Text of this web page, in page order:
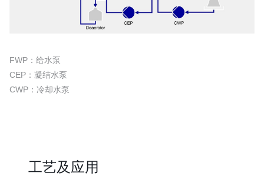
FWP：给水泵
CEP：凝结水泵
CWP：冷却水泵
工艺及应用